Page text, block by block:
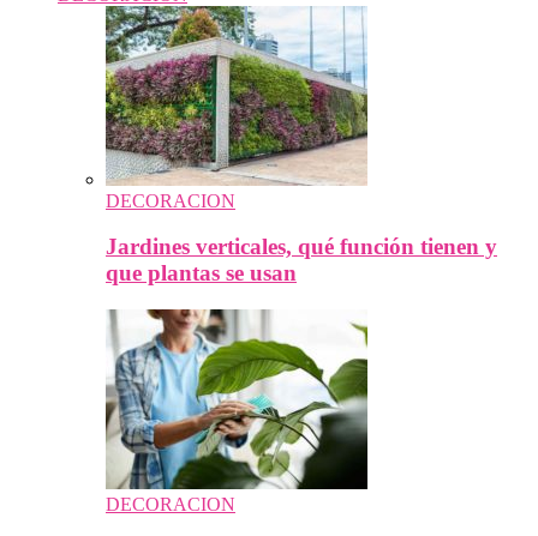
DECORACION
Jardines verticales, qué función tienen y
que plantas se usan
DECORACION